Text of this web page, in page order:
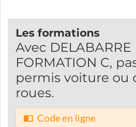
Les formations
Avec DELABARRE
FORMATION C,
permis voiture ou
roues.
Code en ligne